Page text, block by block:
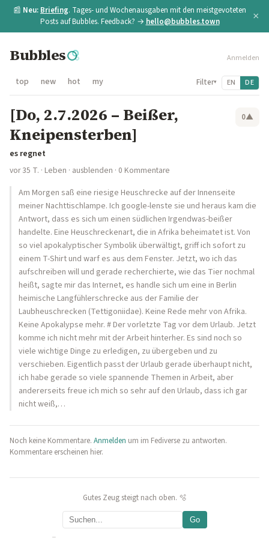
📰 Neu: Briefing. Tages- und Wochenausgaben mit den meistgevoteten
Posts auf Bubbles. Feedback? → hello@bubbles.town ×
Bubbles Anmelden
top new hot my Filter▾ EN DE
[Do, 2.7.2026 – Beißer,
Kneipensterben]
0▲
es regnet
vor 35 T. · Leben · ausblenden · 0 Kommentare
Am Morgen saß eine riesige Heuschrecke auf der Innenseite
meiner Nachttischlampe. Ich google-lenste sie und heraus kam die
Antwort, dass es sich um einen südlichen Irgendwas-beißer
handelte. Eine Heuschreckenart, die in Afrika beheimatet ist. Von
so viel apokalyptischer Symbolik überwältigt, griff ich sofort zu
einem T-Shirt und warf es aus dem Fenster. Jetzt, wo ich das
aufschreiben will und gerade recherchierte, wie das Tier nochmal
heißt, sagte mir das Internet, es handle sich um eine in Berlin
heimische Langfühlerschrecke aus der Familie der
Laubheuschrecken (Tettigoniidae). Keine Rede mehr von Afrika.
Keine Apokalypse mehr. # Der vorletzte Tag vor dem Urlaub. Jetzt
komme ich nicht mehr mit der Arbeit hinterher. Es sind noch so
viele wichtige Dinge zu erledigen, zu übergeben und zu
verschieben. Eigentlich passt der Urlaub gerade überhaupt nicht,
ich habe gerade so viele spannende Themen in Arbeit, aber
andererseits freue ich mich so sehr auf den Urlaub, dass ich gar
nicht weiß,…
Noch keine Kommentare. Anmelden um im Fediverse zu antworten.
Kommentare erscheinen hier.
Gutes Zeug steigt nach oben. 🫧
Go